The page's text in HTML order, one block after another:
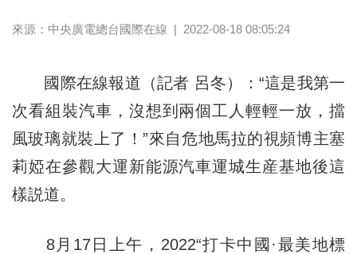
來源：中央廣電總台國際在線 | 2022-08-18 08:05:24
國際在線報道（記者 呂冬）：“這是我第一
次看組裝汽車，沒想到兩個工人輕輕一放，擋
風玻璃就裝上了！”來自危地馬拉的視頻博主塞
莉婭在參觀大運新能源汽車運城生産基地後這
樣説道。
8月17日上午，2022“打卡中國·最美地標